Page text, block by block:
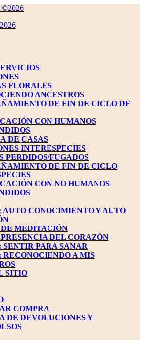
FLORALES
ANCESTROS
DE FIN DE CICLO DE
CON HUMANOS
DE CASAS
INTERESPECIES
PERDIDOS/FUGADOS
DE FIN DE CICLO
CON NO HUMANOS
CONOCIMIENTO Y AUTO
MEDITACIÓN
DEL CORAZÓN
PARA SANAR
A MIS
SITIO
COMPRA
DE DEVOLUCIONES Y